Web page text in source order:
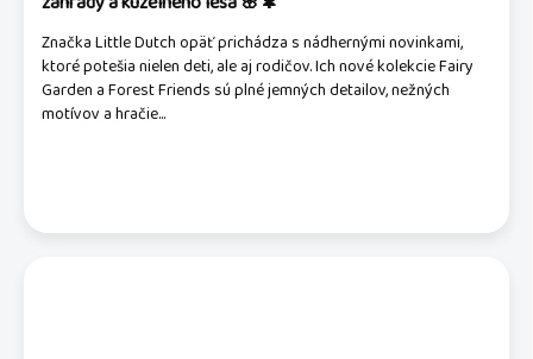
Značka Little Dutch opäť prichádza s nádhernými novinkami,
ktoré potešia nielen deti, ale aj rodičov. Ich nové kolekcie Fairy
Garden a Forest Friends sú plné jemných detailov, nežných
motívov a hračie...